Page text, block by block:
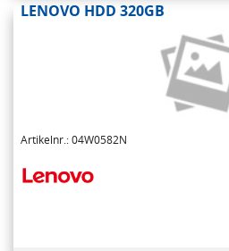
LENOVO HDD 320GB
Artikelnr.: 04W0582N